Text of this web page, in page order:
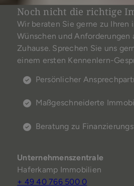
Noch nicht die richtige
Wir beraten Sie gerne zu Ihren
Wünschen und Anforderungen
Zuhause. Sprechen Sie uns
einem ersten Kennenlern-
Persönlicher
Maßgeschneiderte
Beratung zu
Unternehmenszentrale
Haferkamp Immobilien
+ 49 40 766 500 0